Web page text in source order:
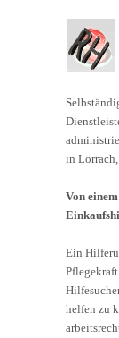
in
Von
Ein
helfen zu